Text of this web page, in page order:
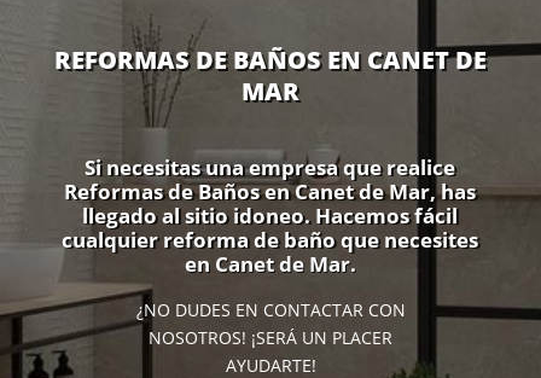
REFORMAS DE BAÑOS EN CANET DE
MAR
Si necesitas una empresa que realice
Reformas de Baños en Canet de Mar, has
llegado al sitio idoneo. Hacemos fácil
cualquier reforma de baño que necesites
en Canet de Mar.
¿NO DUDES EN CONTACTAR CON
NOSOTROS! ¡SERÁ UN PLACER
AYUDARTE!